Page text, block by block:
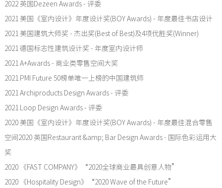
2022 英国Dezeen Awards - 评委
2021 美国《室内设计》年度设计奖(BOY Awards) - 年度最佳书店设计
2021 美国建筑大师奖 - 杰出奖(Best of Best)及4项优胜奖(Winner)
2021 德国标志性建筑设计奖 - 年度室内设计师
2021 A+Awards - 商业类零售空间大奖
2021 PMI Future 50榜单唯一上榜的中国建筑师
2021 Archiproducts Design Awards - 评委
2021 Loop Design Awards - 评委
2020 美国《室内设计》年度设计奖(BOY Awards) - 年度最佳混合零售
空间2020 英国Restaurant &amp; Bar Design Awards - 国际色彩运用大
奖
2020 《FAST COMPANY》“2020全球商业最具创意人物”
2020 《Hospitality Design》“2020 Wave of the Future”